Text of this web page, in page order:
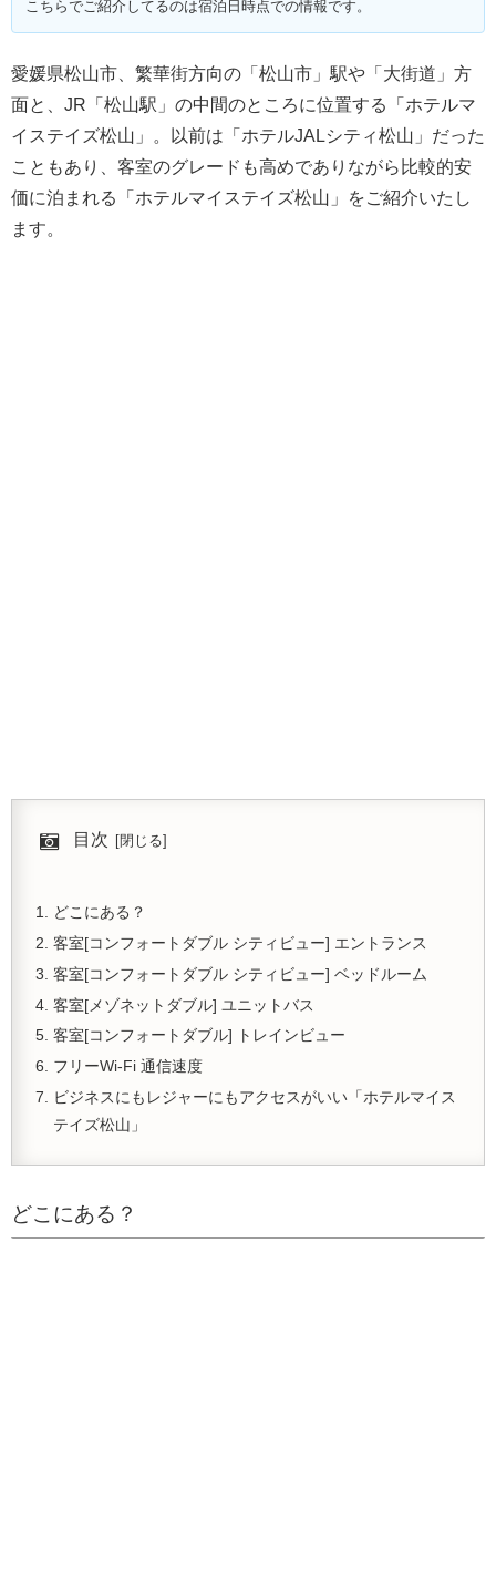
こちらでご紹介してるのは宿泊日時点での情報です。
愛媛県松山市、繁華街方向の「松山市」駅や「大街道」方
面と、JR「松山駅」の中間のところに位置する「ホテルマ
イステイズ松山」。以前は「ホテルJALシティ松山」だった
こともあり、客室のグレードも高めでありながら比較的安
価に泊まれる「ホテルマイステイズ松山」をご紹介いたし
ます。
目次
どこにある？
客室[コンフォートダブル シティビュー] エントランス
客室[コンフォートダブル シティビュー] ベッドルーム
客室[メゾネットダブル] ユニットバス
客室[コンフォートダブル] トレインビュー
フリーWi-Fi 通信速度
ビジネスにもレジャーにもアクセスがいい「ホテルマイス
テイズ松山」
どこにある？